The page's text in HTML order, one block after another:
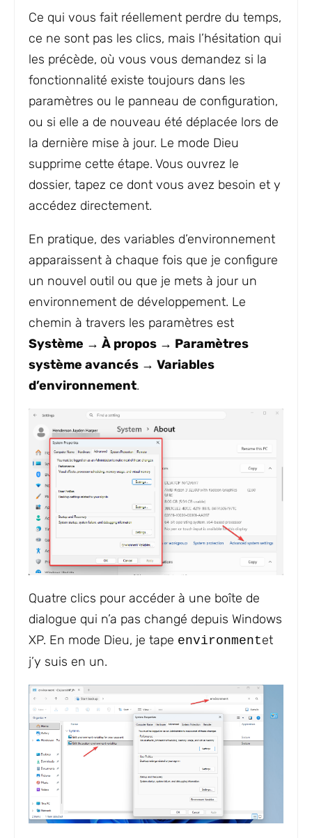
Ce qui vous fait réellement perdre du temps,
ce ne sont pas les clics, mais l’hésitation qui
les précède, où vous vous demandez si la
fonctionnalité existe toujours dans les
paramètres ou le panneau de configuration,
ou si elle a de nouveau été déplacée lors de
la dernière mise à jour. Le mode Dieu
supprime cette étape. Vous ouvrez le
dossier, tapez ce dont vous avez besoin et y
accédez directement.
En pratique, des variables d’environnement
apparaissent à chaque fois que je configure
un nouvel outil ou que je mets à jour un
environnement de développement. Le
chemin à travers les paramètres est
Système → À propos → Paramètres
système avancés → Variables
d’environnement.
Quatre clics pour accéder à une boîte de
dialogue qui n’a pas changé depuis Windows
XP. En mode Dieu, je tape environmentet
j’y suis en un.